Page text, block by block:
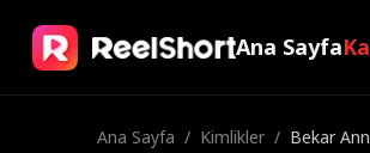
Ana Sayfa
Ana Sayfa / Kimlikler / Bekar